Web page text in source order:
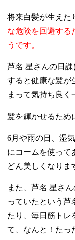
将来白髪が生えた
な危険を回避する
うです。
芦名 星さんの日
すると健康な髪が
まって気持ち良く
髪を輝かせるため
6月や雨の日、湿
にコームを使って
どん美しくなりま
また、芦名 星さ
っていたという芦
たり、毎日筋トレ
て、なんと！たっ